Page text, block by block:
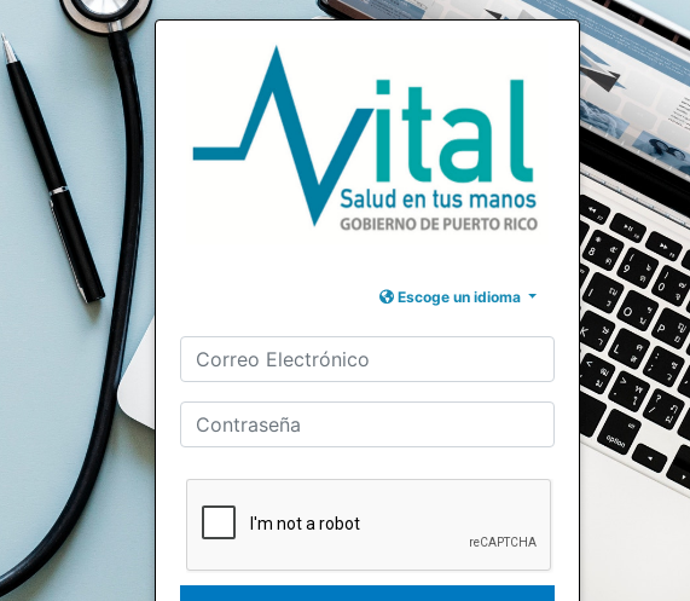
Escoge un idioma